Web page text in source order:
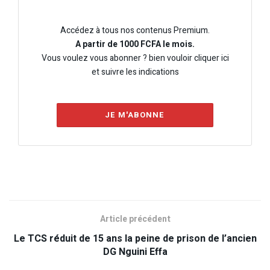
Accédez à tous nos contenus Premium.
A partir de 1000 FCFA le mois.
Vous voulez vous abonner ? bien vouloir cliquer ici
et suivre les indications
JE M'ABONNE
Article précédent
Le TCS réduit de 15 ans la peine de prison de l’ancien
DG Nguini Effa